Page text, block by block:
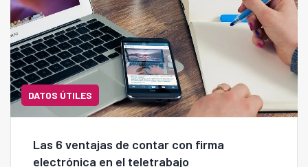
DATOS ÚTILES
Las 6 ventajas de contar con firma
electrónica en el teletrabajo